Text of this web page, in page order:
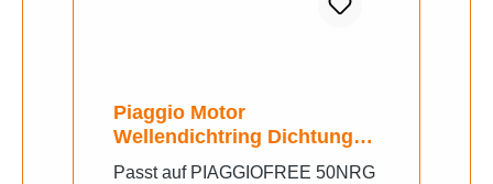
Piaggio Motor
Wellendichtring Dichtung
Kurbelwelle
Passt auf PIAGGIOFREE 50NRG